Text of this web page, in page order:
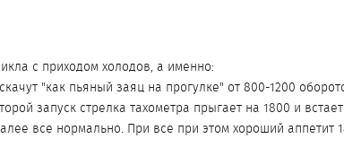
с приходом холодов, а именно:
"как пьяный заяц на прогулке" от 800-1200
запуск стрелка тахометра прыгает на 1800 и
все нормально. При все при этом хороший аппетит